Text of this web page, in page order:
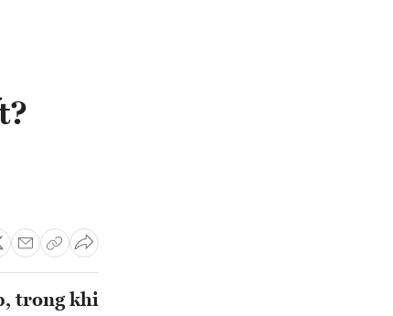
trong khi